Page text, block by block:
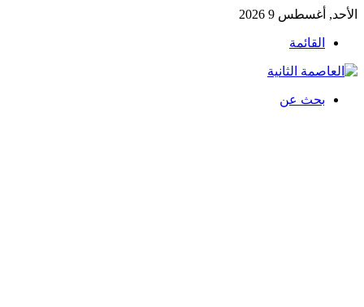
الأحد, أغسطس 9 2026
القائمة
بحث عن